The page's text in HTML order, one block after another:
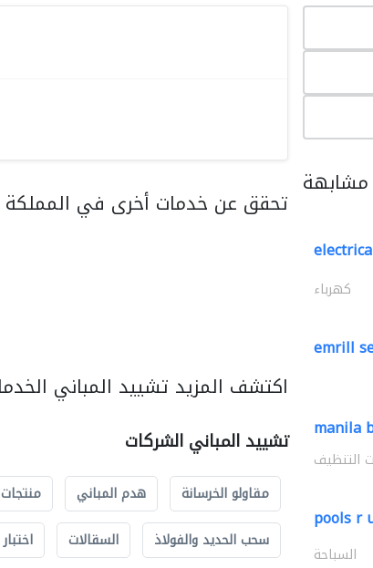
تحقق عن خدمات أخرى في المملكة
اكتشف المزيد تشييد المباني
تشييد المباني الشركات
مقاولو الخرسانة هدم المباني
سحب الحديد والفولاذ
السقالات
مشابهة
كهرباء
emrill
manila
التنظيف
pools r
السباحة